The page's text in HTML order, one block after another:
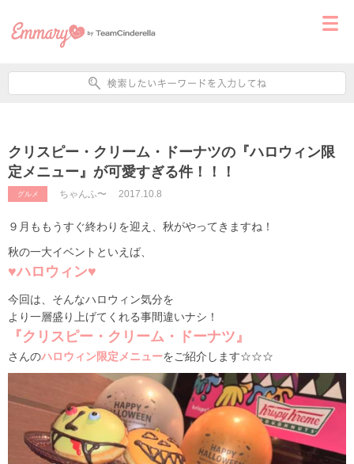
クリスピー・クリーム・ドーナツの『ハロウィン限
定メニュー』が可愛すぎる件！！！
グルメ ちゃんふ〜 2017.10.8
９月ももうすぐ終わりを迎え、秋がやってきますね！
秋の一大イベントといえば、
♥ハロウィン♥
今回は、そんなハロウィン気分を
より一層盛り上げてくれる事間違いナシ！
『クリスピー・クリーム・ドーナツ』
さんのハロウィン限定メニューをご紹介します☆☆☆